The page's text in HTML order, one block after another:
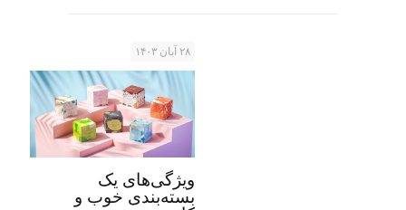
۲۸ آبان ۱۴۰۳
ویژگی‌های یک
بسته‌بندی خوب و